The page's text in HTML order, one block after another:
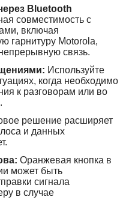
Bluetooth
совместимость с
включая
гарнитуру Motorola,
связь.
Используйте
когда необходимо
к разговорам или во
решение расширяет
и данных
Оранжевая кнопка в
может быть
сигнала
в случае